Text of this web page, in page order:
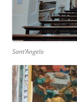
Sant’Angelo